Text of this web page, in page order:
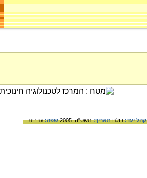
קהל יעד:כולםתאריך:תשס"ה, 2005 שפה:עברית